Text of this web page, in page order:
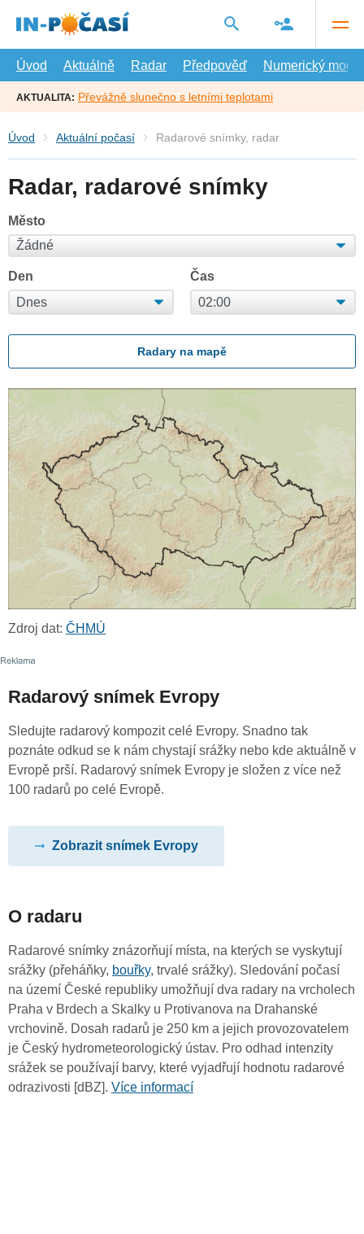
hlavní
Úvod
Aktuálně Radar Předpověď Numerický model
AKTUALITA: Převážně slunečno s letními teplotami
Úvod Aktuální počasí Radarové snímky, radar
Radar, radarové snímky
Město
Den Čas
Radary na mapě
Zdroj dat: ČHMÚ
Radarový snímek Evropy
Sledujte radarový kompozit celé Evropy. Snadno tak
poznáte odkud se k nám chystají srážky nebo kde aktuálně v
Evropě prší. Radarový snímek Evropy je složen z více než
100 radarů po celé Evropě.
Zobrazit snímek Evropy
O radaru
Radarové snímky znázorňují místa, na kterých se vyskytují
srážky (přeháňky, bouřky, trvalé srážky). Sledování počasí
na území České republiky umožňují dva radary na vrcholech
Praha v Brdech a Skalky u Protivanova na Drahanské
vrchovině. Dosah radarů je 250 km a jejich provozovatelem
je Český hydrometeorologický ústav. Pro odhad intenzity
srážek se používají barvy, které vyjadřují hodnotu radarové
odrazivosti [dBZ]. Více informací